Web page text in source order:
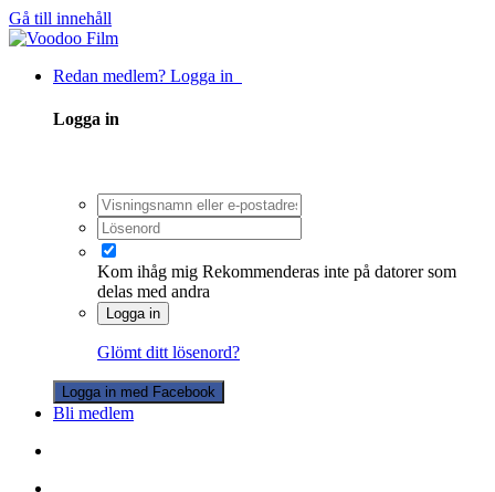
Gå till innehåll
Redan medlem? Logga in
Logga in
Kom ihåg mig Rekommenderas inte på datorer som
delas med andra
Logga in
Glömt ditt lösenord?
Logga in med Facebook
Bli medlem